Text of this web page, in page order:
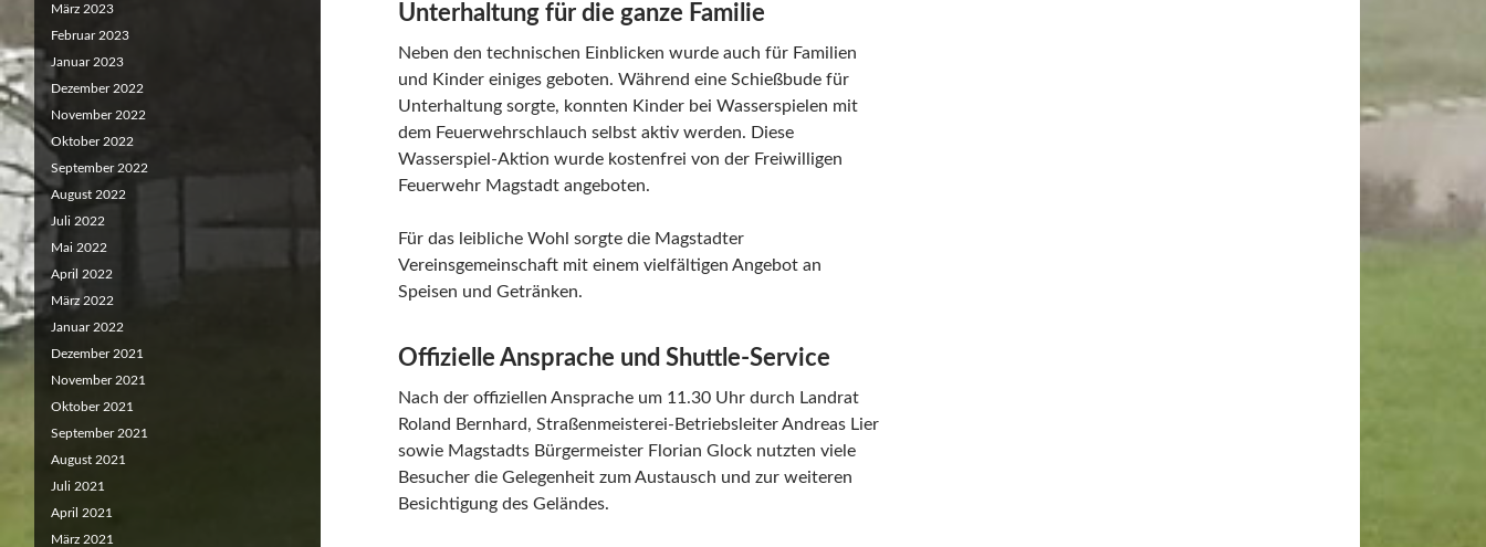
Unterhaltung für die ganze Familie
Neben den technischen Einblicken wurde auch für Familien
und Kinder einiges geboten. Während eine Schießbude für
Unterhaltung sorgte, konnten Kinder bei Wasserspielen mit
dem Feuerwehrschlauch selbst aktiv werden. Diese
Wasserspiel-Aktion wurde kostenfrei von der Freiwilligen
Feuerwehr Magstadt angeboten.
Für das leibliche Wohl sorgte die Magstadter
Vereinsgemeinschaft mit einem vielfältigen Angebot an
Speisen und Getränken.
Offizielle Ansprache und Shuttle-Service
Nach der offiziellen Ansprache um 11.30 Uhr durch Landrat
Roland Bernhard, Straßenmeisterei-Betriebsleiter Andreas Lier
sowie Magstadts Bürgermeister Florian Glock nutzten viele
Besucher die Gelegenheit zum Austausch und zur weiteren
Besichtigung des Geländes.
März 2023
Februar 2023
Januar 2023
Dezember 2022
November 2022
Oktober 2022
September 2022
August 2022
Juli 2022
Mai 2022
April 2022
März 2022
Januar 2022
Dezember 2021
November 2021
Oktober 2021
September 2021
August 2021
Juli 2021
April 2021
März 2021